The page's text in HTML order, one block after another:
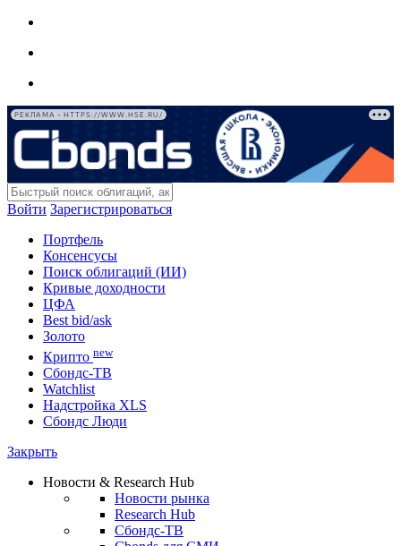
РЕКЛАМА • HTTPS://WWW.HSE.RU/
Войти Зарегистрироваться
Портфель
Консенсусы
Поиск облигаций (ИИ)
Кривые доходности
ЦФА
Best bid/ask
Золото
Крипто new
Сбондс-ТВ
Watchlist
Надстройка XLS
Сбондс Люди
Закрыть
Новости & Research Hub
Новости рынка
Research Hub
Сбондс-ТВ